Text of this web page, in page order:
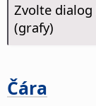
Zvolte dialog
(grafy)
Čára